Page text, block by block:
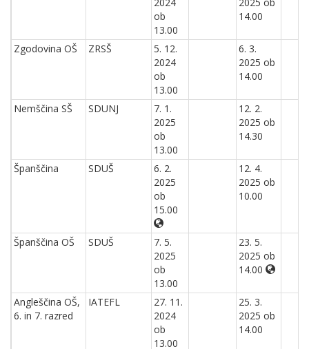
ob
13.00
14.00
Zgodovina OŠ ZRSŠ
5. 12.
2024
ob
13.00
6. 3.
2025 ob
14.00
Nemščina SŠ SDUNJ
7. 1.
2025
ob
13.00
12. 2.
2025 ob
14.30
Španščina SDUŠ
6. 2.
2025
ob
15.00
12. 4.
2025 ob
10.00
Španščina OŠ SDUŠ
7. 5.
2025
ob
13.00
23. 5.
2025 ob
14.00
Angleščina OŠ,
6. in 7. razred
IATEFL
27. 11.
2024
ob
13.00
25. 3.
2025 ob
14.00